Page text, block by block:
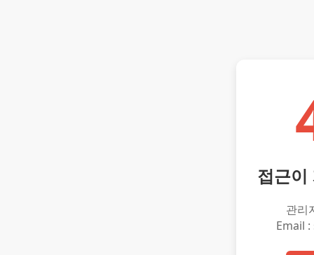
접근이
관리
Email